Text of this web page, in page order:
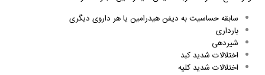
سابقه حساسیت به دیفن هیدرامین یا هر داروی دیگری
بارداری
شیردهی
اختلالات شدید کبد
اختلالات شدید کلیه